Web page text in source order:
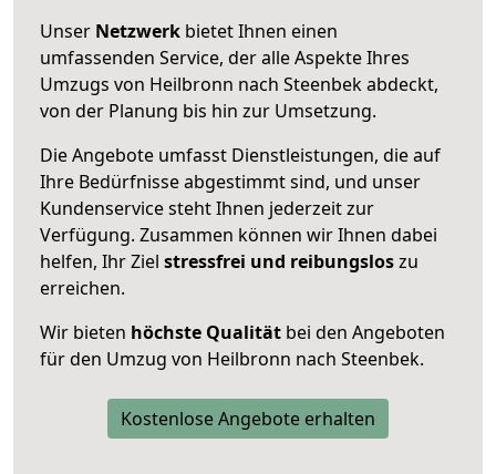
Unser Netzwerk bietet Ihnen einen
umfassenden Service, der alle Aspekte Ihres
Umzugs von Heilbronn nach Steenbek abdeckt,
von der Planung bis hin zur Umsetzung.
Die Angebote umfasst Dienstleistungen, die auf
Ihre Bedürfnisse abgestimmt sind, und unser
Kundenservice steht Ihnen jederzeit zur
Verfügung. Zusammen können wir Ihnen dabei
helfen, Ihr Ziel stressfrei und reibungsloszu
erreichen.
Wir bieten höchste Qualität bei den Angeboten
für den Umzug von Heilbronn nach Steenbek.
Kostenlose Angebote erhalten